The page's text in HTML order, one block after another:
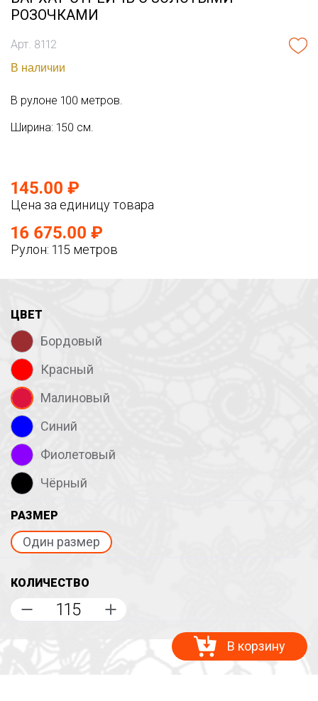
РОЗОЧКАМИ
Арт. 8112
В наличии
В рулоне 100 метров.
Ширина: 150 см.
145.00 ₽
Цена за единицу товара
16 675.00 ₽
Рулон: 115 метров
ЦВЕТ
Бордовый
Красный
Малиновый
Синий
Фиолетовый
Чёрный
РАЗМЕР
Один размер
КОЛИЧЕСТВО
В корзину